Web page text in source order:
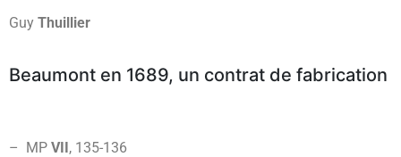
Guy Thuillier
Beaumont en 1689, un contrat de fabrication
– MP VII, 135-136